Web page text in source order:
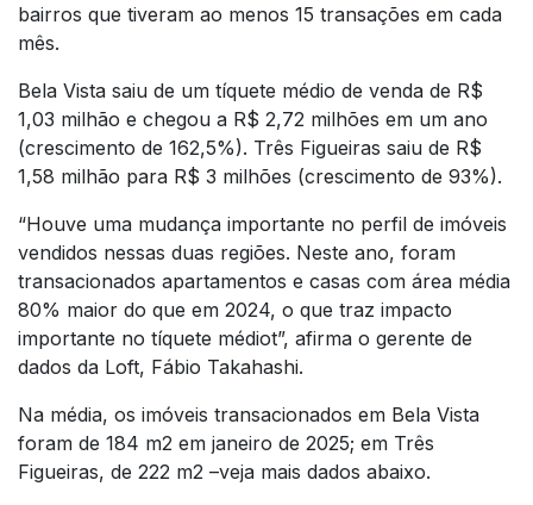
bairros que tiveram ao menos 15 transações em cada
mês.
Bela Vista saiu de um tíquete médio de venda de R$
1,03 milhão e chegou a R$ 2,72 milhões em um ano
(crescimento de 162,5%). Três Figueiras saiu de R$
1,58 milhão para R$ 3 milhões (crescimento de 93%).
“Houve uma mudança importante no perfil de imóveis
vendidos nessas duas regiões. Neste ano, foram
transacionados apartamentos e casas com área média
80% maior do que em 2024, o que traz impacto
importante no tíquete médiot”, afirma o gerente de
dados da Loft, Fábio Takahashi.
Na média, os imóveis transacionados em Bela Vista
foram de 184 m2 em janeiro de 2025; em Três
Figueiras, de 222 m2 –veja mais dados abaixo.